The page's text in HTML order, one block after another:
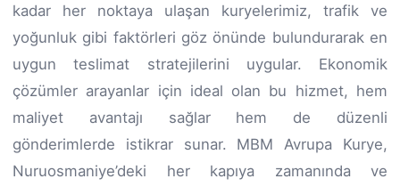
kadar her noktaya ulaşan kuryelerimiz, trafik ve
yoğunluk gibi faktörleri göz önünde bulundurarak en
uygun teslimat stratejilerini uygular. Ekonomik
çözümler arayanlar için ideal olan bu hizmet, hem
maliyet avantajı sağlar hem de düzenli
gönderimlerde istikrar sunar. MBM Avrupa Kurye,
Nuruosmaniye’deki her kapıya zamanında ve